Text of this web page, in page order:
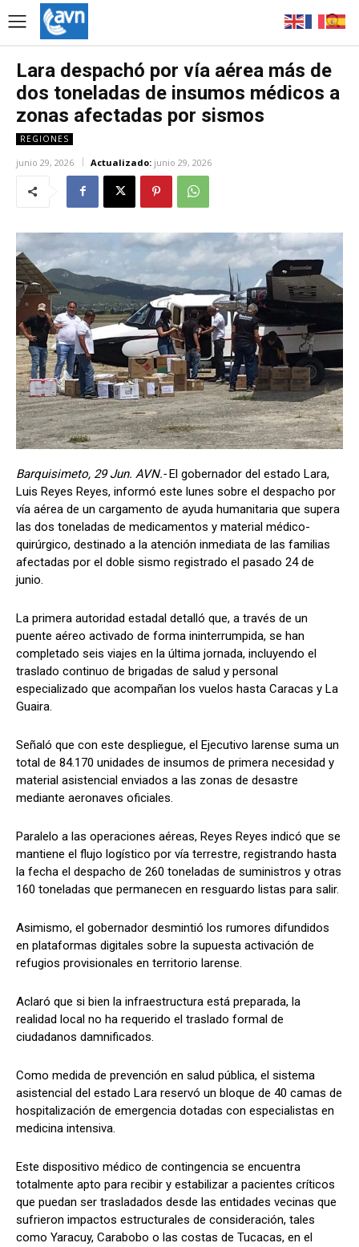
Lara despachó por vía aérea más de
dos toneladas de insumos médicos a
zonas afectadas por sismos
REGIONES
junio 29, 2026 Actualizado: junio 29, 2026
Barquisimeto, 29 Jun. AVN.- El gobernador del estado Lara,
Luis Reyes Reyes, informó este lunes sobre el despacho por
vía aérea de un cargamento de ayuda humanitaria que supera
las dos toneladas de medicamentos y material médico-
quirúrgico, destinado a la atención inmediata de las familias
afectadas por el doble sismo registrado el pasado 24 de
junio.
​La primera autoridad estadal detalló que, a través de un
puente aéreo activado de forma ininterrumpida, se han
completado seis viajes en la última jornada, incluyendo el
traslado continuo de brigadas de salud y personal
especializado que acompañan los vuelos hasta Caracas y La
Guaira.
Señaló que con este despliegue, el Ejecutivo larense suma un
total de 84.170 unidades de insumos de primera necesidad y
material asistencial enviados a las zonas de desastre
mediante aeronaves oficiales.
​Paralelo a las operaciones aéreas, Reyes Reyes indicó que se
mantiene el flujo logístico por vía terrestre, registrando hasta
la fecha el despacho de 260 toneladas de suministros y otras
160 toneladas que permanecen en resguardo listas para salir.
Asimismo, el gobernador desmintió los rumores difundidos
en plataformas digitales sobre la supuesta activación de
refugios provisionales en territorio larense.
Aclaró que si bien la infraestructura está preparada, la
realidad local no ha requerido el traslado formal de
ciudadanos damnificados.
​Como medida de prevención en salud pública, el sistema
asistencial del estado Lara reservó un bloque de 40 camas de
hospitalización de emergencia dotadas con especialistas en
medicina intensiva.
Este dispositivo médico de contingencia se encuentra
totalmente apto para recibir y estabilizar a pacientes críticos
que puedan ser trasladados desde las entidades vecinas que
sufrieron impactos estructurales de consideración, tales
como Yaracuy, Carabobo o las costas de Tucacas, en el